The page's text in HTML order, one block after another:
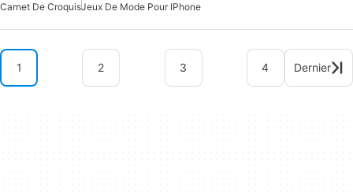
Carnet De CroquisJeux De Mode Pour IPhone
1 2 3 4 Dernier